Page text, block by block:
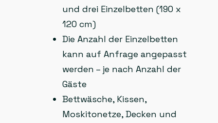
und drei Einzelbetten (190 x
120 cm)
Die Anzahl der Einzelbetten
kann auf Anfrage angepasst
werden – je nach Anzahl der
Gäste
Bettwäsche, Kissen,
Moskitonetze, Decken und